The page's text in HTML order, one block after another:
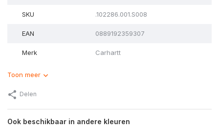
SKU .102286.001.S008
EAN 0889192359307
Merk Carhartt
Toon meer
Delen
Ook beschikbaar in andere kleuren